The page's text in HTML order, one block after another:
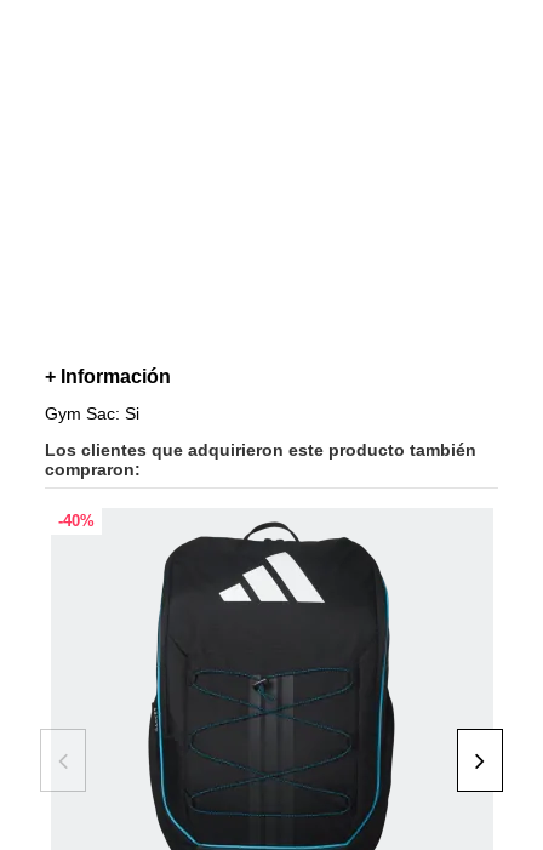
+ Información
Gym Sac: Si
Los clientes que adquirieron este producto también
compraron:
-40%